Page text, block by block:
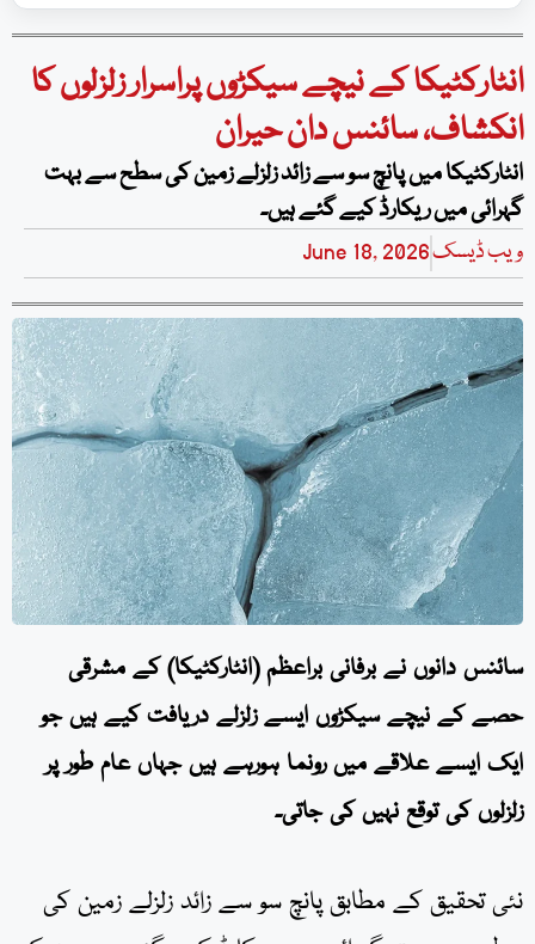
انٹارکٹیکا کے نیچے سیکڑوں پراسرار زلزلوں کا
انکشاف، سائنس دان حیران
انٹارکٹیکا میں پانچ سو سے زائد زلزلے زمین کی سطح سے بہت
گہرائی میں ریکارڈ کیے گئے ہیں۔
ویب ڈیسکJune 18, 2026
سائنس دانوں نے برفانی براعظم (انٹارکٹیکا) کے مشرقی
حصے کے نیچے سیکڑوں ایسے زلزلے دریافت کیے ہیں جو
ایک ایسے علاقے میں رونما ہورہے ہیں جہاں عام طور پر
زلزلوں کی توقع نہیں کی جاتی۔
نئی تحقیق کے مطابق پانچ سو سے زائد زلزلے زمین کی